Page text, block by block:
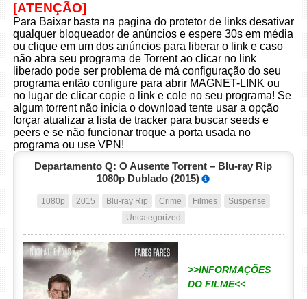
[ATENÇÃO]
Para Baixar basta na pagina do protetor de links desativar
qualquer bloqueador de anúncios e espere 30s em média
ou clique em um dos anúncios para liberar o link e caso
não abra seu programa de Torrent ao clicar no link
liberado pode ser problema de má configuração do seu
programa então configure para abrir MAGNET-LINK ou
no lugar de clicar copie o link e cole no seu programa! Se
algum torrent não inicia o download tente usar a opção
forçar atualizar a lista de tracker para buscar seeds e
peers e se não funcionar troque a porta usada no
programa ou use VPN!
Departamento Q: O Ausente Torrent – Blu-ray Rip
1080p Dublado (2015)
1080p 2015 Blu-ray Rip Crime Filmes
Suspense
Uncategorized
>>INFORMAÇÕES
DO FILME<<